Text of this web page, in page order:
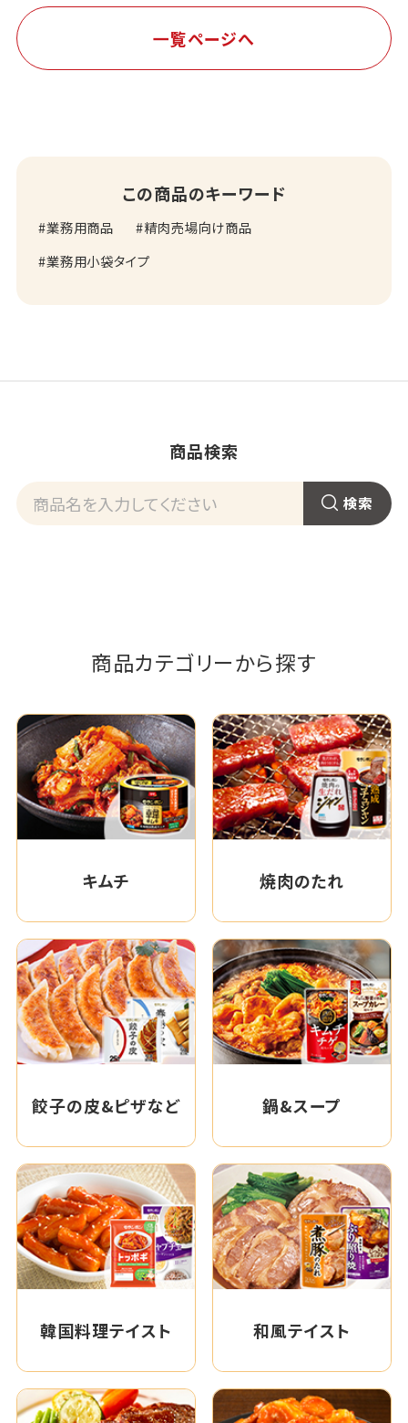
一覧ページへ
この商品のキーワード
業務用商品
精肉売場向け商品
業務用小袋タイプ
商品検索
商品カテゴリーから探す
キムチ 焼肉のたれ
餃子の皮&ピザなど 鍋&スープ
韓国料理テイスト 和風テイスト